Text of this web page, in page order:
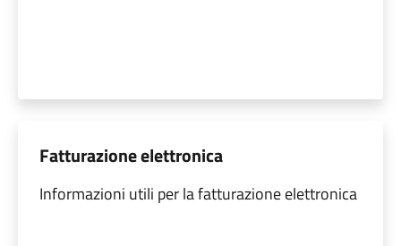
Fatturazione elettronica
Informazioni utili per la fatturazione elettronica